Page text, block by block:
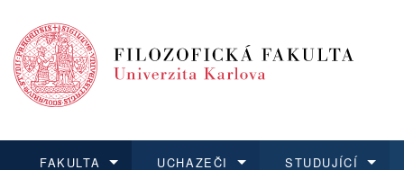
FAKULTA UCHAZEČI STUDUJÍCÍ